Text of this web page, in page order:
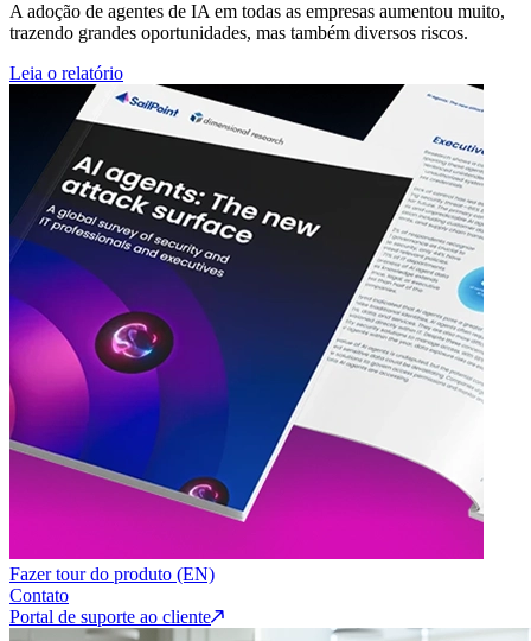
A adoção de agentes de IA em todas as empresas aumentou muito,
trazendo grandes oportunidades, mas também diversos riscos.
Leia o relatório
Fazer tour do produto (EN)
Contato
Portal de suporte ao cliente